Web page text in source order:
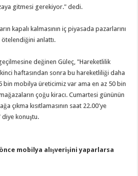
gitmesi gerekiyor." dedi.
kapalı kalmasının iç piyasada pazarlarını
anlattı.
değinen Güleç, "Hareketlilik
haftasından sonra bu hareketliliği daha
bin mobilya üreticimiz var ama en az 50 bin
çoğu kiracı. Cumartesi gününün
çıkma kısıtlamasının saat 22.00'ye
diye konuştu.
mobilya alışverişini yaparlarsa